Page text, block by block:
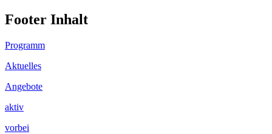
Footer Inhalt
Programm
Aktuelles
Angebote
aktiv
vorbei